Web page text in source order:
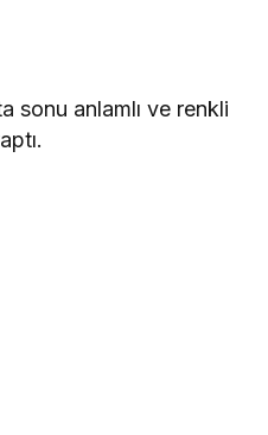
sonu anlamlı ve renkli